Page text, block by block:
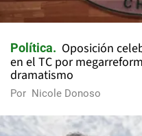
Política
Oposición
en el TC por
dramatismo
Por Nicole Donoso